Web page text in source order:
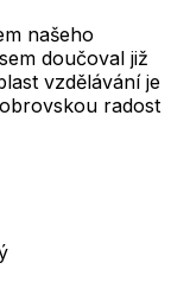
našeho
doučoval již
vzdělávání je
radost